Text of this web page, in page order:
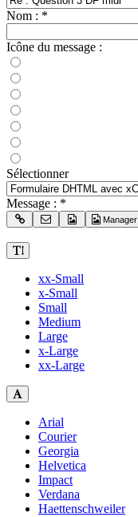
Nom : *
Icône du message :
Sélectionner
Message : *
Manager
xx-Small
x-Small
Small
Medium
Large
x-Large
xx-Large
Arial
Courier
Georgia
Helvetica
Impact
Verdana
Haettenschweiler